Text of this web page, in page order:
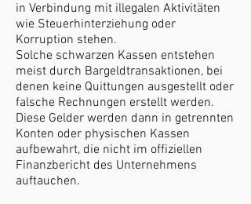
in Verbindung mit illegalen Aktivitäten
wie Steuerhinterziehung oder
Korruption stehen.
Solche schwarzen Kassen entstehen
meist durch Bargeldtransaktionen, bei
denen keine Quittungen ausgestellt oder
falsche Rechnungen erstellt werden.
Diese Gelder werden dann in getrennten
Konten oder physischen Kassen
aufbewahrt, die nicht im offiziellen
Finanzbericht des Unternehmens
auftauchen.